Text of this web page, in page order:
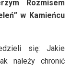
Rozmisem
w Kamieńcu
się: Jakie
należy chronić